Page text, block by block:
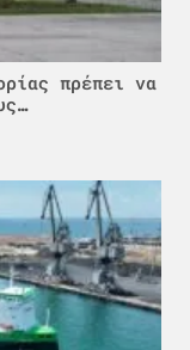
πρέπει να